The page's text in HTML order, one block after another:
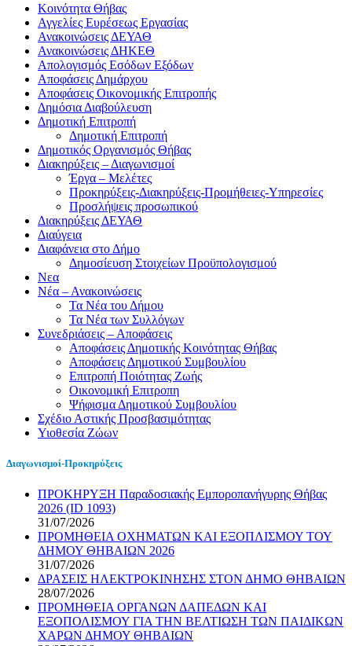
Kοινότητα Θήβας
Αγγελίες Ευρέσεως Εργασίας
Ανακοινώσεις ΔΕΥΑΘ
Ανακοινώσεις ΔΗΚΕΘ
Απολογισμός Εσόδων Εξόδων
Αποφάσεις Δημάρχου
Αποφάσεις Οικονομικής Επιτροπής
Δημόσια Διαβούλευση
Δημοτική Επιτροπή
Δημοτική Επιτροπή
Δημοτικός Οργανισμός Θήβας
Διακηρύξεις – Διαγωνισμοί
Έργα – Μελέτες
Προκηρύξεις-Διακηρύξεις-Προμήθειες-Υπηρεσίες
Προσλήψεις προσωπικού
Διακηρύξεις ΔΕΥΑΘ
Διαύγεια
Διαφάνεια στο Δήμο
Δημοσίευση Στοιχείων Προϋπολογισμού
Νεα
Νέα – Ανακοινώσεις
Τα Νέα του Δήμου
Τα Νέα των Συλλόγων
Συνεδριάσεις – Αποφάσεις
Αποφάσεις Δημοτικής Κοινότητας Θήβας
Αποφάσεις Δημοτικού Συμβουλίου
Επιτροπή Ποιότητας Ζωής
Οικονομική Επιτροπη
Ψήφισμα Δημοτικού Συμβουλίου
Σχέδιο Αστικής Προσβασιμότητας
Υιοθεσία Ζώων
Διαγωνισμοί-Προκηρύξεις
ΠΡΟΚΗΡΥΞΗ Παραδοσιακής Εμποροπανήγυρης Θήβας
2026 (ID 1093)
31/07/2026
ΠΡΟΜΗΘΕΙΑ ΟΧΗΜΑΤΩΝ ΚΑΙ ΕΞΟΠΛΙΣΜΟΥ ΤΟΥ
ΔΗΜΟΥ ΘΗΒΑΙΩΝ 2026
31/07/2026
ΔΡΑΣΕΙΣ ΗΛΕΚΤΡΟΚΙΝΗΣΗΣ ΣΤΟΝ ΔΗΜΟ ΘΗΒΑΙΩΝ
28/07/2026
ΠΡΟΜΗΘΕΙΑ ΟΡΓΑΝΩΝ ΔΑΠΕΔΩΝ ΚΑΙ
ΕΞΟΠΟΛΙΣΜΟΥ ΓΙΑ ΤΗΝ ΒΕΛΤΙΩΣΗ ΤΩΝ ΠΑΙΔΙΚΩΝ
ΧΑΡΩΝ ΔΗΜΟΥ ΘΗΒΑΙΩΝ